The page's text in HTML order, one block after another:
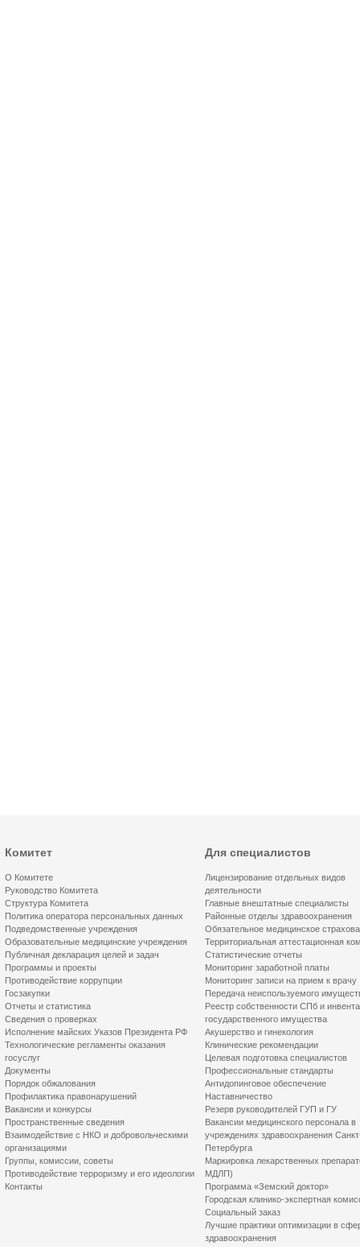
Комитет
О Комитете
Руководство Комитета
Структура Комитета
Политика оператора персональных данных
Подведомственные учреждения
Образовательные медицинские учреждения
Публичная декларация целей и задач
Программы и проекты
Противодействие коррупции
Госзакупки
Отчеты и статистика
Сведения о проверках
Исполнение майских Указов Президента РФ
Технологические регламенты оказания
госуслуг
Документы
Порядок обжалования
Профилактика правонарушений
Вакансии и конкурсы
Пространственные сведения
Взаимодействие с НКО и добровольческими
организациями
Группы, комиссии, советы
Противодействие терроризму и его идеологии
Контакты
Для специалистов
Лицензирование отдельных видов
деятельности
Главные внештатные специалисты
Районные отделы здравоохранения
Обязательное медицинское
Территориальная аттестационная
Статистические отчеты
Мониторинг заработной платы
Мониторинг записи на прием к врачу
Передача неиспользуемого
Реестр собственности СПб и
государственного имущества
Акушерство и гинекология
Клинические рекомендации
Целевая подготовка специалистов
Профессиональные стандарты
Антидопинговое обеспечение
Наставничество
Резерв руководителей ГУП и ГУ
Вакансии медицинского персонала в
учреждениях здравоохранения
Петербурга
Маркировка лекарственных
МДЛП)
Программа «Земский доктор»
Городская клинико-экспертная
Социальный заказ
Лучшие практики оптимизации в
здравоохранения